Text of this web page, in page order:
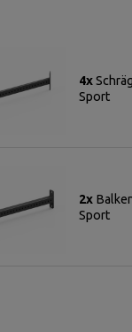
4x
Sport
2x
Sport